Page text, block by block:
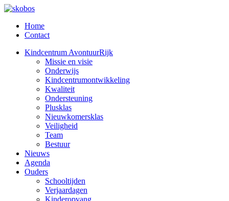
Home
Contact
Kindcentrum AvontuurRijk
Missie en visie
Onderwijs
Kindcentrumontwikkeling
Kwaliteit
Ondersteuning
Plusklas
Nieuwkomersklas
Veiligheid
Team
Bestuur
Nieuws
Agenda
Ouders
Schooltijden
Verjaardagen
Kinderopvang